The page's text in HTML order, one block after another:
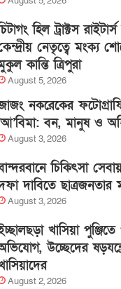
হিল ট্রাক্টস
নেতৃত্বে মংক্য
কান্তি ত্রিপুরা
August 5, 2026
নকরেকের
বন, মানুষ ও
August 3, 2026
চিকিৎসা
দাবিতে ছাত্রজনতার
August 3, 2026
খাসিয়া
উচ্ছেদের
August 2, 2026